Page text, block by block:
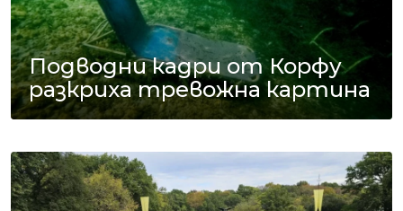
Подводни кадри от Корфу
разкриха тревожна картина